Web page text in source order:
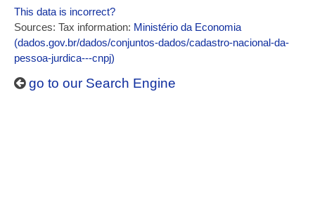
This data is incorrect?
Sources: Tax information: Ministério da Economia
(dados.gov.br/dados/conjuntos-dados/cadastro-nacional-da-
pessoa-jurdica---cnpj)
go to our Search Engine